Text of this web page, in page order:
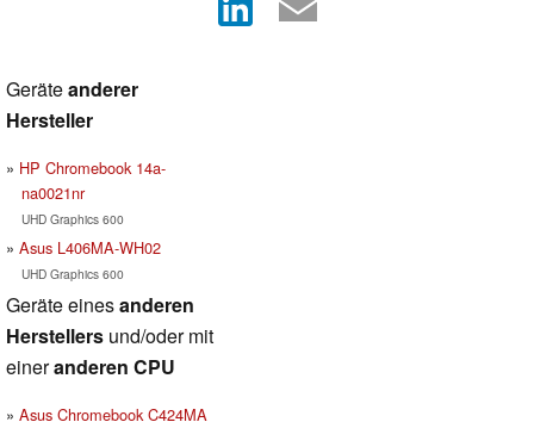
Geräteanderer
Hersteller
HP Chromebook 14a-
na0021nr
UHD Graphics 600
Asus L406MA-WH02
UHD Graphics 600
Geräte einesanderen
Herstellers und/oder mit
eineranderen CPU
Asus Chromebook C424MA